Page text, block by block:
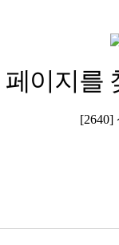
페이지를
[2640]